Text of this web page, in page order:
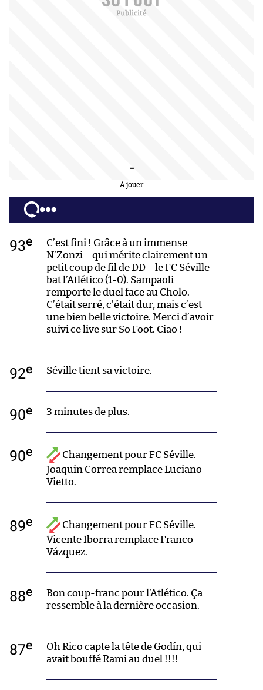
-
À jouer
93e
C’est fini ! Grâce à un immense
N’Zonzi – qui mérite clairement un
petit coup de fil de DD – le FC Séville
bat l’Atlético (1-0). Sampaoli
remporte le duel face au Cholo.
C’était serré, c’était dur, mais c’est
une bien belle victoire. Merci d’avoir
suivi ce live sur So Foot. Ciao !
92e Séville tient sa victoire.
90e 3 minutes de plus.
90e
Changement pour FC Séville.
Joaquin Correa remplace Luciano
Vietto.
89e
Changement pour FC Séville.
Vicente Iborra remplace Franco
Vázquez.
88e
Bon coup-franc pour l’Atlético. Ça
ressemble à la dernière occasion.
87e
Oh Rico capte la tête de Godín, qui
avait bouffé Rami au duel !!!!